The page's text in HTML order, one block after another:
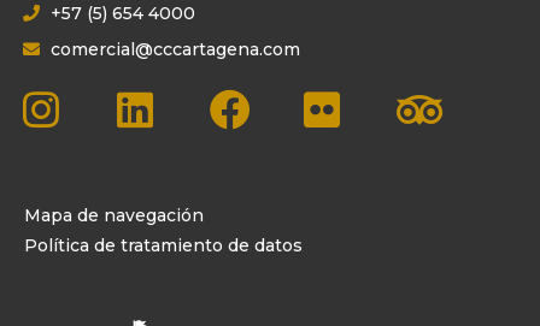
+57 (5) 654 4000
comercial@cccartagena.com
Mapa de navegación
Política de tratamiento de datos